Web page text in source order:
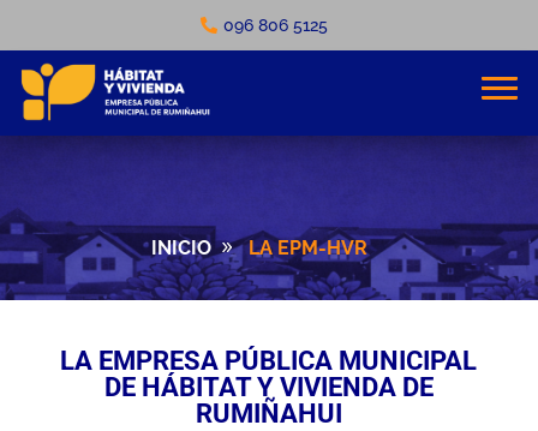
096 806 5125
INICIO LA EPM-HVR
LA EMPRESA PÚBLICA MUNICIPAL
DE HÁBITAT Y VIVIENDA DE
RUMIÑAHUI